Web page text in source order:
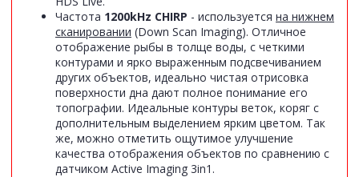
Частота 1200kHz CHIRP - используется на нижнем
сканировании (Down Scan Imaging). Отличное
отображение рыбы в толще воды, с четкими
контурами и ярко выраженным подсвечиванием
других объектов, идеально чистая отрисовка
поверхности дна дают полное понимание его
топографии. Идеальные контуры веток, коряг с
дополнительным выделением ярким цветом. Так
же, можно отметить ощутимое улучшение
качества отображения объектов по сравнению с
датчиком Active Imaging 3in1.